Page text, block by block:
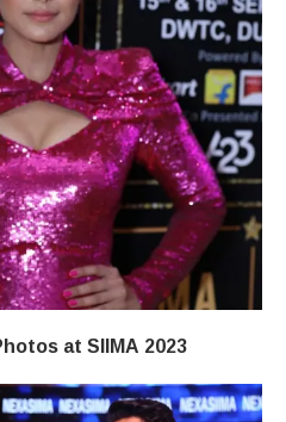
at SIIMA 2023